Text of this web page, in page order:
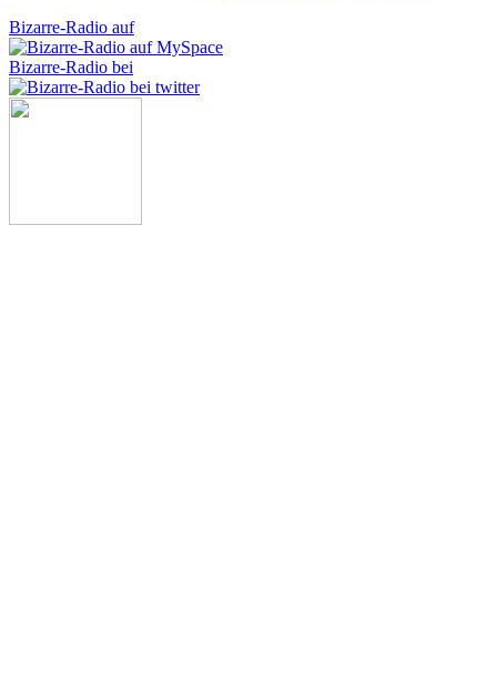
Bizarre-Radio auf
Bizarre-Radio bei